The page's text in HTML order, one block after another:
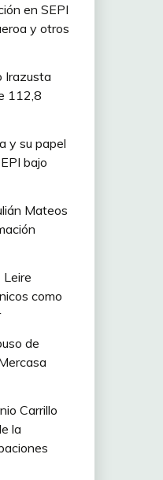
en SEPI
y otros
Irazusta
112,8
y su papel
bajo
Mateos
Leire
como
de
Carrillo
la